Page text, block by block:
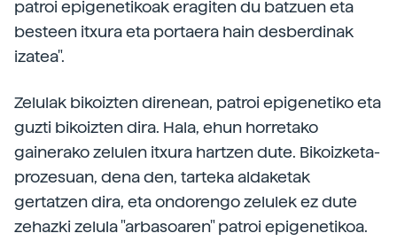
patroi epigenetikoak eragiten du batzuen eta
besteen itxura eta portaera hain desberdinak
izatea".
Zelulak bikoizten direnean, patroi epigenetiko eta
guzti bikoizten dira. Hala, ehun horretako
gainerako zelulen itxura hartzen dute. Bikoizketa-
prozesuan, dena den, tarteka aldaketak
gertatzen dira, eta ondorengo zelulek ez dute
zehazki zelula "arbasoaren" patroi epigenetikoa.